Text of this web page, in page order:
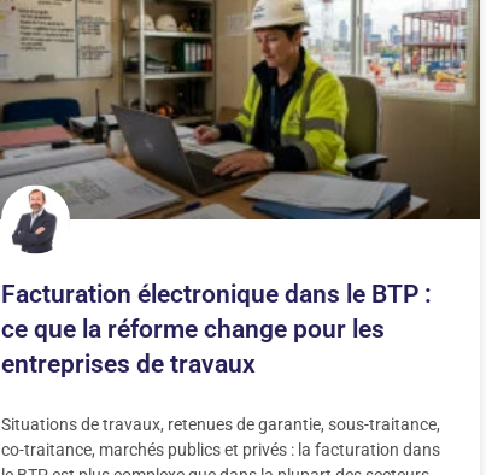
Facturation électronique dans le BTP :
ce que la réforme change pour les
entreprises de travaux
Situations de travaux, retenues de garantie, sous-traitance,
co-traitance, marchés publics et privés : la facturation dans